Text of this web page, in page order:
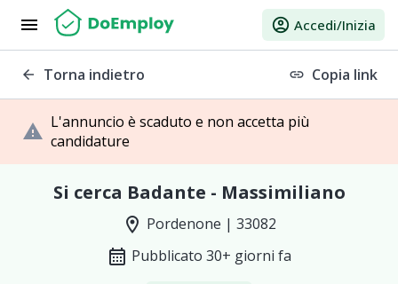
menu account_circle Accedi/Inizia
arrow_back Torna indietro link Copia link
warning L'annuncio è scaduto e non accetta più
candidature
Si cerca Badante - Massimiliano
location_on Pordenone | 33082
calendar_month Pubblicato 30+ giorni fa